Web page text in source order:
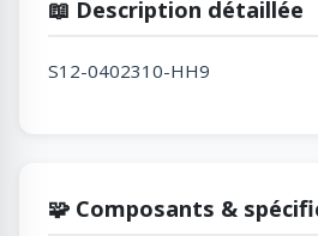
📖 Description détaillée
S12-0402310-HH9
🧩 Composants &